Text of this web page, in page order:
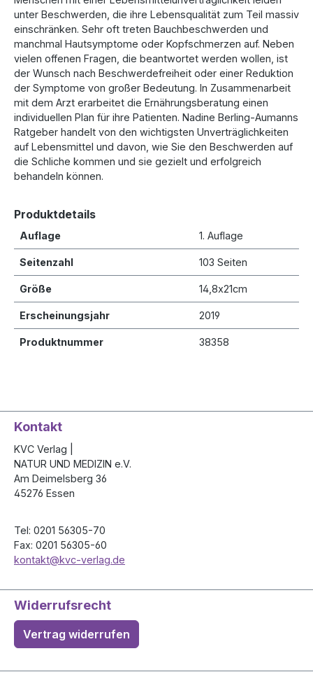
unter Beschwerden, die ihre Lebensqualität zum Teil massiv
einschränken. Sehr oft treten Bauchbeschwerden und
manchmal Hautsymptome oder Kopfschmerzen auf. Neben
vielen offenen Fragen, die beantwortet werden wollen, ist
der Wunsch nach Beschwerdefreiheit oder einer Reduktion
der Symptome von großer Bedeutung. In Zusammenarbeit
mit dem Arzt erarbeitet die Ernährungsberatung einen
individuellen Plan für ihre Patienten. Nadine Berling-Aumanns
Ratgeber handelt von den wichtigsten Unverträglichkeiten
auf Lebensmittel und davon, wie Sie den Beschwerden auf
die Schliche kommen und sie gezielt und erfolgreich
behandeln können.
Produktdetails
Auflage 1. Auflage
Seitenzahl 103 Seiten
Größe 14,8x21cm
Er­schei­nungs­jahr 2019
Produktnummer 38358
Kontakt
KVC Verlag |
NATUR UND MEDIZIN e.V.
Am Deimelsberg 36
45276 Essen
Tel: 0201 56305-70
Fax: 0201 56305-60
kontakt@kvc-verlag.de
Widerrufsrecht
Vertrag widerrufen